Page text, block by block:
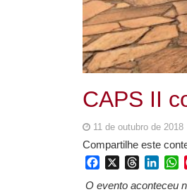
CAPS II
11 de outubro de 2018
Compartilhe este
FacebookThreads
O evento aconteceu